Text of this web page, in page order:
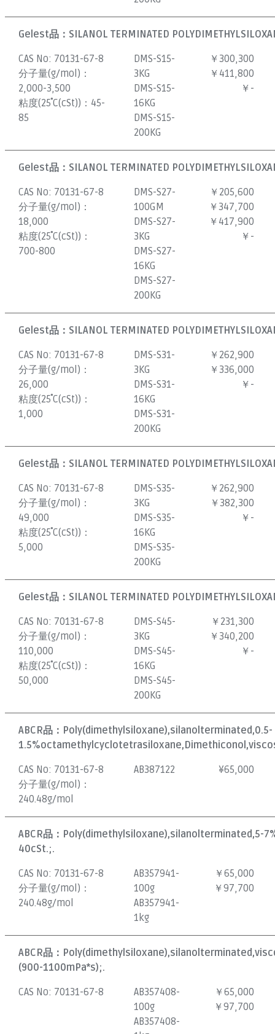
Gelest品： SILANOL TERMINATED
CAS No: 70131-67-8
分子量(g/mol)：
2,000-3,500
粘度(25˚C(cSt))： 45-
85
DMS-S15-
3KG
DMS-S15-
16KG
DMS-S15-
200KG
￥300,300
￥411,800
￥-
Gelest品： SILANOL TERMINATED
CAS No: 70131-67-8
分子量(g/mol)：
18,000
粘度(25˚C(cSt))：
700-800
DMS-S27-
100GM
DMS-S27-
3KG
DMS-S27-
16KG
DMS-S27-
200KG
￥205,600
￥347,700
￥417,900
￥-
Gelest品： SILANOL TERMINATED
CAS No: 70131-67-8
分子量(g/mol)：
26,000
粘度(25˚C(cSt))：
1,000
DMS-S31-
3KG
DMS-S31-
16KG
DMS-S31-
200KG
￥262,900
￥336,000
￥-
Gelest品： SILANOL TERMINATED
CAS No: 70131-67-8
分子量(g/mol)：
49,000
粘度(25˚C(cSt))：
5,000
DMS-S35-
3KG
DMS-S35-
16KG
DMS-S35-
200KG
￥262,900
￥382,300
￥-
Gelest品： SILANOL TERMINATED
CAS No: 70131-67-8
分子量(g/mol)：
110,000
粘度(25˚C(cSt))：
50,000
DMS-S45-
3KG
DMS-S45-
16KG
DMS-S45-
200KG
￥231,300
￥340,200
￥-
ABCR品： Poly(dimethylsiloxane),silanolterminated,0.5-
CAS No: 70131-67-8
分子量(g/mol)：
240.48g/mol
AB387122 ¥65,000
ABCR品： Poly(dimethylsiloxane),silanolterminated,5-
40cSt.;.
CAS No: 70131-67-8
分子量(g/mol)：
240.48g/mol
AB357941-
100g
AB357941-
1kg
￥65,000
￥97,700
ABCR品：
(900-1100mPa*s);.
CAS No: 70131-67-8
AB357408-
100g
AB357408-
￥65,000
￥97,700